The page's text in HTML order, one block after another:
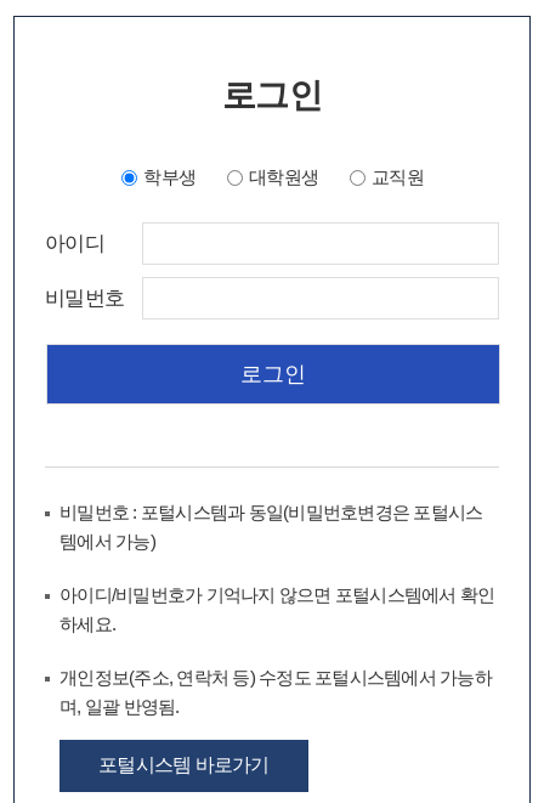
로그인
학부생 대학원생 교직원
아이디
비밀번호
비밀번호 : 포털시스템과 동일(비밀번호변경은 포털시스
템에서 가능)
아이디/비밀번호가 기억나지 않으면 포털시스템에서 확인
하세요.
개인정보(주소, 연락처 등) 수정도 포털시스템에서 가능하
며, 일괄 반영됨.
포털시스템 바로가기